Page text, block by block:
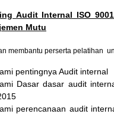
Audit Internal ISO
Mutu
membantu perserta pelatihan
pentingnya Audit internal
Dasar dasar audit
perencanaan audit